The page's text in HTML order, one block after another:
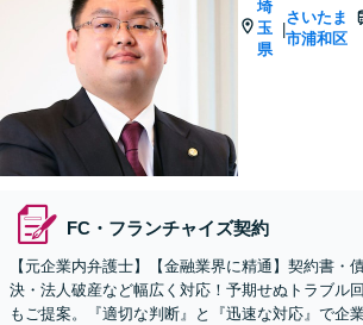
埼
玉
県
|
さいたま
市浦和区
FC・フランチャイズ契約
【元企業内弁護士】【金融業界に精通】契約書・
決・法人破産など幅広く対応！予期せぬトラブル
もご提案。『適切な判断』と『迅速な対応』で企